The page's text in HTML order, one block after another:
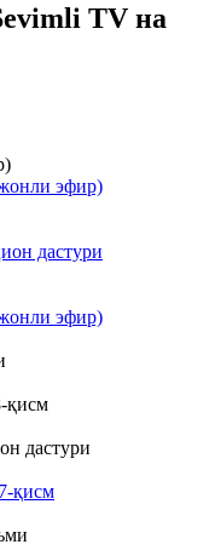
TV на
эфир)
дастури
эфир)
қисм
дастури
қисм